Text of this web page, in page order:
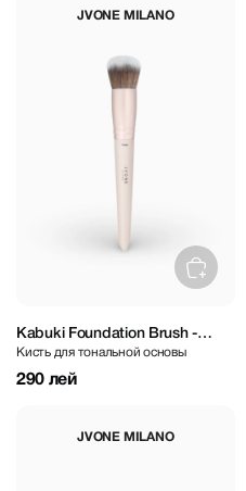
JVONE MILANO
Kabuki Foundation Brush -
Face Brush
Кисть для тональной основы
290 лей
JVONE MILANO